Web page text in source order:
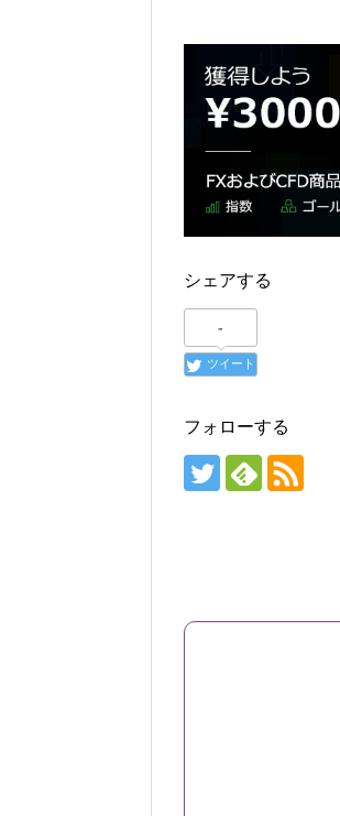
シェアする
-
ツイート
フォローする